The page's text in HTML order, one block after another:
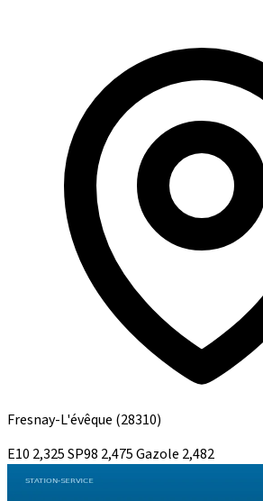
Fresnay-L'évêque (28310)
E10 2,325SP98 2,475Gazole 2,482